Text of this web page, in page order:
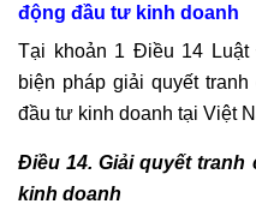
động đầu tư kinh doanh
Tại khoản 1 Điều 14
biện pháp giải quyết
đầu tư kinh doanh tại Việt
Điều 14. Giải quyết
kinh doanh